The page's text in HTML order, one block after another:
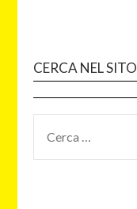
CERCA NEL SITO